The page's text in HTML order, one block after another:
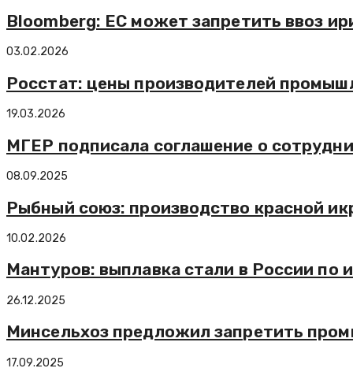
Bloomberg: ЕС может запретить ввоз
03.02.2026
Росстат: цены производителей
19.03.2026
МГЕР подписала соглашение о
08.09.2025
Рыбный союз: производство красной
10.02.2026
Мантуров: выплавка стали в России по
26.12.2025
Минсельхоз предложил запретить
17.09.2025